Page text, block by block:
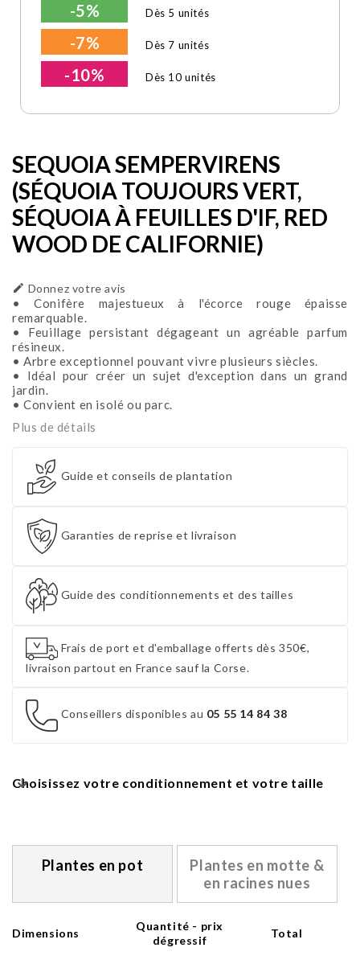
-5% Dès 5 unités
-7% Dès 7 unités
-10% Dès 10 unités
SEQUOIA SEMPERVIRENS
(SÉQUOIA TOUJOURS VERT,
SÉQUOIA À FEUILLES D'IF, RED
WOOD DE CALIFORNIE)
 Donnez votre avis
• Conifère majestueux à l'écorce rouge épaisse
remarquable.
• Feuillage persistant dégageant un agréable parfum
résineux.
• Arbre exceptionnel pouvant vivre plusieurs siècles.
• Idéal pour créer un sujet d'exception dans un grand
jardin.
• Convient en isolé ou parc.
Plus de détails
Guide et conseils de plantation
Garanties de reprise et livraison
Guide des conditionnements et des tailles
Frais de port et d'emballage offerts dès 350€,
livraison partout en France sauf la Corse.
Conseillers disponibles au 05 55 14 84 38
Choisissez votre conditionnement et votre taille
Plantes en pot
Plantes en motte &
en racines nues
Dimensions
Quantité - prix
dégressif
Total